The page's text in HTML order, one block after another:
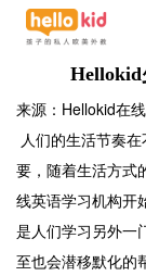
Hellokid
来源：Hellokid在
人们的生活节奏
要，随着生活方式
线英语学习机构开
是人们学习另外一
至也会潜移默化的